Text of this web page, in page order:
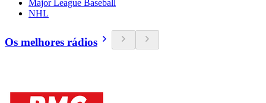
Major League Baseball
NHL
Os melhores rádios